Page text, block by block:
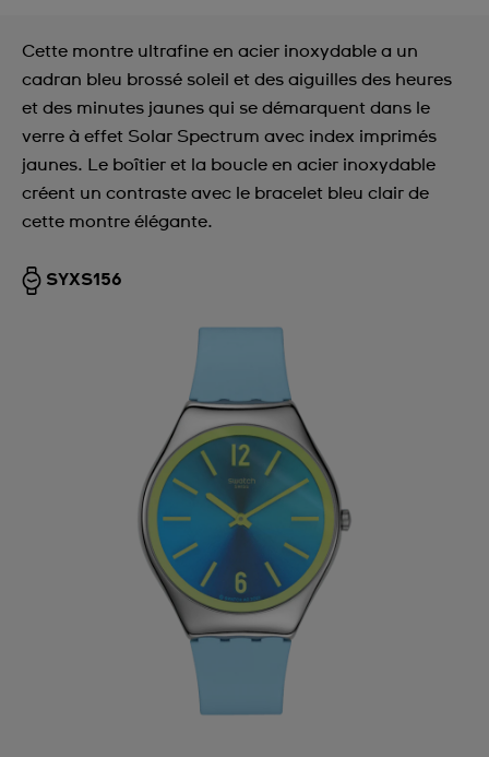
Cette montre ultrafine en acier inoxydable a un
cadran bleu brossé soleil et des aiguilles des heures
et des minutes jaunes qui se démarquent dans le
verre à effet Solar Spectrum avec index imprimés
jaunes. Le boîtier et la boucle en acier inoxydable
créent un contraste avec le bracelet bleu clair de
cette montre élégante.
SYXS156